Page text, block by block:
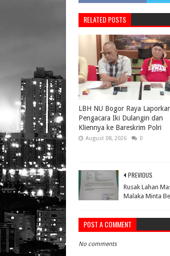
RELATED POSTS
LBH NU Bogor Raya
Pengacara Iki Dulangin dan
Kliennya ke Bareskrim Polri
August 08, 2026 0
PREVIOUS
Rusak Lahan
Malaka Minta
POST A COMMENT
No comments